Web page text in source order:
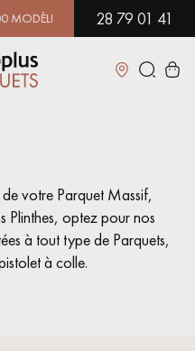
EN SHOWROOM |28 79 01 41
Fermer
COURANTES
PARQUET CONTRECOLLÉ -
FLOTTANT
votre Parquet Massif,
Plinthes, optez pour nos
à tout type de Parquets,
à colle.